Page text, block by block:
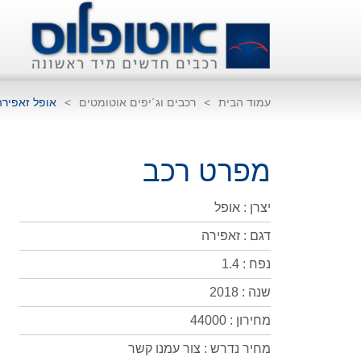
עמוד הבית > רכבים וג´יפים אוטומטים > אופל
מפרט רכב
יצרן : אופל
דגם : זאפירה
נפח : 1.4
שנה : 2018
מחירון : 44000
מחיר נדרש : צור עמנו קשר